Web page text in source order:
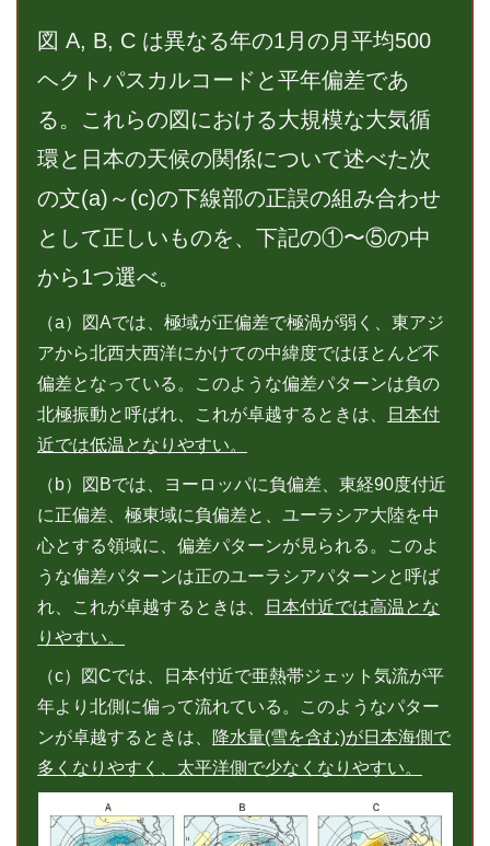
図 A, B, C は異なる年の1月の月平均500
ヘクトパスカルコードと平年偏差であ
る。これらの図における大規模な大気循
環と日本の天候の関係について述べた次
の文(a)～(c)の下線部の正誤の組み合わせ
として正しいものを、下記の①〜⑤の中
から1つ選べ。
（a）図Aでは、極域が正偏差で極渦が弱く、東アジ
アから北西大西洋にかけての中緯度ではほとんど不
偏差となっている。このような偏差パターンは負の
北極振動と呼ばれ、これが卓越するときは、
日本付
近では低温となりやすい。
（b）図Bでは、ヨーロッパに負偏差、東経90度付近
に正偏差、極東域に負偏差と、ユーラシア大陸を中
心とする領域に、偏差パターンが見られる。このよ
うな偏差パターンは正のユーラシアパターンと呼ば
れ、これが卓越するときは、
日本付近では高温とな
りやすい。
（c）図Cでは、日本付近で亜熱帯ジェット気流が平
年より北側に偏って流れている。このようなパター
ンが卓越するときは、
降水量(雪を含む)が日本海側で
多くなりやすく、太平洋側で少なくなりやすい。